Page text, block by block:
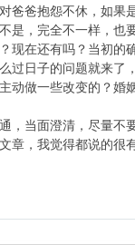
爸爸抱怨不休，如果
是，完全不一样，也
现在还有吗？当初的
过日子的问题就来了
动做一些改变的？婚
，当面澄清，尽量不
章，我觉得都说的很